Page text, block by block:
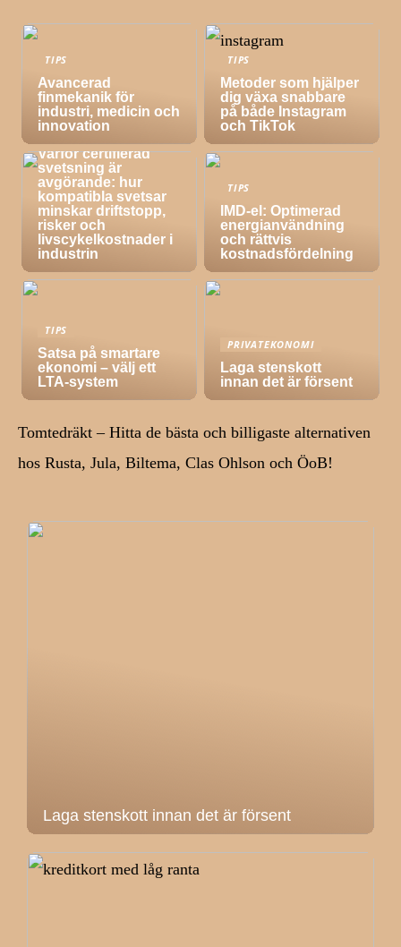
TIPS
Avancerad
finmekanik för
industri, medicin och
innovation
TIPS
Metoder som hjälper
dig växa snabbare
på både Instagram
och TikTok
TIPS
Varför certifierad
svetsning är
avgörande: hur
kompatibla svetsar
minskar driftstopp,
risker och
livscykelkostnader i
industrin
TIPS
IMD-el: Optimerad
energianvändning
och rättvis
kostnadsfördelning
TIPS
Satsa på smartare
ekonomi – välj ett
LTA-system
PRIVATEKONOMI
Laga stenskott
innan det är försent
Tomtedräkt – Hitta de bästa och billigaste alternativen
hos Rusta, Jula, Biltema, Clas Ohlson och ÖoB!
Laga stenskott innan det är försent